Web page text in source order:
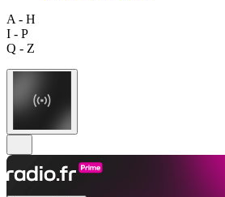
A - H
I - P
Q - Z